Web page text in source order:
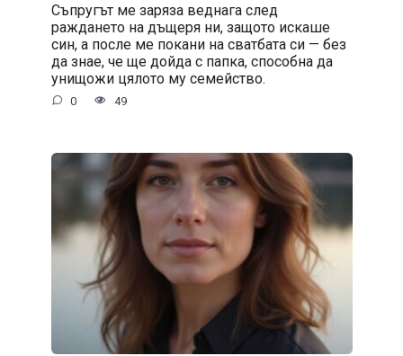
Съпругът ме заряза веднага след
раждането на дъщеря ни, защото искаше
син, а после ме покани на сватбата си — без
да знае, че ще дойда с папка, способна да
унищожи цялото му семейство.
0 49